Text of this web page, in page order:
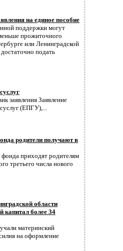
на единое пособие
поддержки могут
прожиточного
или Ленинградской
подать
заявления Заявление
(ЕПГУ),...
родители получают в
приходят родителям
третьего числа нового
области
капитал более 34
материнский
на оформление